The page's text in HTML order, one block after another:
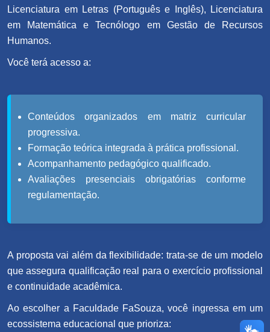
Licenciatura em Letras (Português e Inglês), Licenciatura
em Matemática e Tecnólogo em Gestão de Recursos
Humanos.
Você terá acesso a:
Conteúdos organizados em matriz curricular
progressiva.
Formação teórica integrada à prática profissional.
Acompanhamento pedagógico qualificado.
Avaliações presenciais obrigatórias conforme
regulamentação.
A proposta vai além da flexibilidade: trata-se de um modelo
que assegura qualificação real para o exercício profissional
e continuidade acadêmica.
Ao escolher a Faculdade FaSouza, você ingressa em um
ecossistema educacional que prioriza: